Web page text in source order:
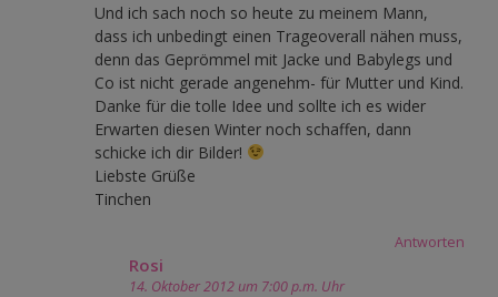
Und ich sach noch so heute zu meinem Mann,
dass ich unbedingt einen Trageoverall nähen muss,
denn das Geprömmel mit Jacke und Babylegs und
Co ist nicht gerade angenehm- für Mutter und Kind.
Danke für die tolle Idee und sollte ich es wider
Erwarten diesen Winter noch schaffen, dann
schicke ich dir Bilder!
Liebste Grüße
Tinchen
Antworten
Rosi
14. Oktober 2012 um 7:00 p.m. Uhr